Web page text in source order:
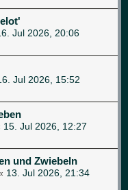
Jul 2026, 20:06
Jul 2026, 15:52
15. Jul 2026, 12:27
und Zwiebeln
13. Jul 2026, 21:34